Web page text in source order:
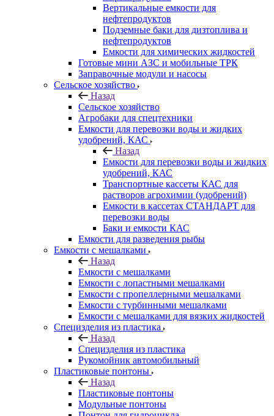
Вертикальные емкости для
нефтепродуктов
Подземные баки для дизтоплива и
нефтепродуктов
Емкости для химических жидкостей
Готовые мини АЗС и мобильные ТРК
Заправочные модули и насосы
Сельское хозяйство
Назад
Сельское хозяйство
Агробаки для спецтехники
Емкости для перевозки воды и жидких
удобрений, КАС
Назад
Емкости для перевозки воды и жидких
удобрений, КАС
Транспортные кассеты КАС для
растворов агрохимии (удобрений)
Емкости в кассетах СТАНДАРТ для
перевозки воды
Баки и емкости КАС
Емкости для разведения рыбы
Емкости с мешалками
Назад
Емкости с мешалками
Емкости с лопастными мешалками
Емкости с пропеллерными мешалками
Емкости с турбинными мешалками
Емкости с мешалками для вязких жидкостей
Специзделия из пластика
Назад
Специзделия из пластика
Рукомойник автомобильный
Пластиковые понтоны
Назад
Пластиковые понтоны
Модульные понтоны